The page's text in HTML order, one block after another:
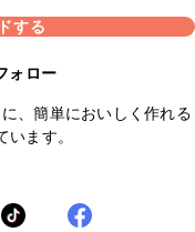
する
ォロー
、簡単においしく作れる
ます。